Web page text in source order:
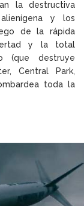
la destructiva
y los
de la rápida
y la total
(que destruye
Central Park,
toda la